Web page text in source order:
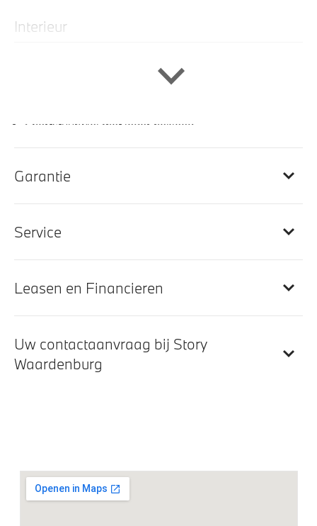
Interieur
Sportstuurwiel met leder bekleed
Sportstoelen voor
Automatische dimmende binnenspiegel
Lederen sportstuur
Elektrisch verstelbare lendensteun voor bestuurder
Entertainment en communicatie
Garantie
Service
Leasen en Financieren
Uw contactaanvraag bij Story
Waardenburg